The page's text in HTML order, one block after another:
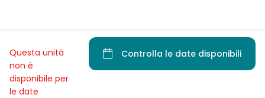
Questa unità
non è
disponibile per
le date
Controlla le date disponibili